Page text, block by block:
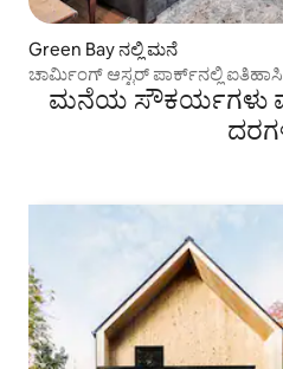
Green Bay ನಲ್ಲಿ ಮನೆ
ಚಾರ್ಮಿಂಗ್ ಆಸ್ಟರ್ ಪಾರ್ಕ್‌ನಲ್ಲಿ
ಮನೆಯ ಸೌಕರ್ಯಗಳು